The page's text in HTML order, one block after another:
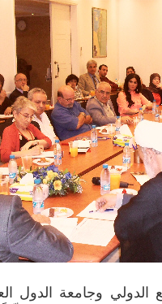
الدولي وجامعة الدول